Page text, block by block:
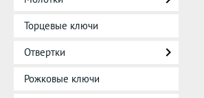
Торцевые ключи
Отвертки
Рожковые ключи